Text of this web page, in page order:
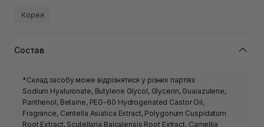
Корея
Состав
*Склад засобу може відрізнятися у різних партіях
Sodium Hyaluronate, Butylene Glycol, Glycerin, Guaiazulene,
Panthenol, Betaine, PEG-60 Hydrogenated Castor Oil,
Fragrance, Centella Asiatica Extract, Polygonum Cuspidatum
Root Extract, Scutellaria Baicalensis Root Extract, Camellia